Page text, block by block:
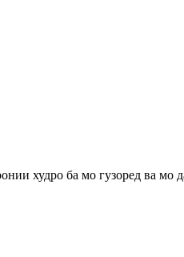
худро ба мо гузоред ва мо